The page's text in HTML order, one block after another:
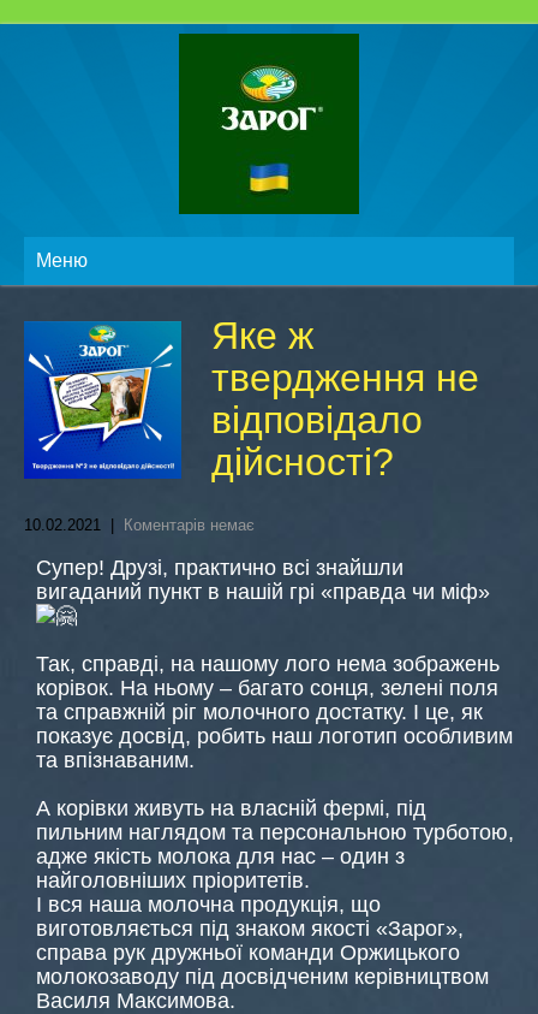
Меню
Яке ж
твердження не
відповідало
дійсності?
10.02.2021 Коментарів немає
Супер! Друзі, практично всі знайшли
вигаданий пункт в нашій грі «правда чи міф»
Так, справді, на нашому лого нема зображень
корівок. На ньому – багато сонця, зелені поля
та справжній ріг молочного достатку. І це, як
показує досвід, робить наш логотип особливим
та впізнаваним.
А корівки живуть на власній фермі, під
пильним наглядом та персональною турботою,
адже якість молока для нас – один з
найголовніших пріоритетів.
І вся наша молочна продукція, що
виготовляється під знаком якості «Зарог»,
справа рук дружньої команди Оржицького
молокозаводу під досвідченим керівництвом
Василя Максимова.